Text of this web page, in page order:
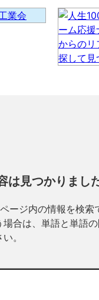
は見つかりまし
ージ内の情報を検索
場合は、単語と単語
。